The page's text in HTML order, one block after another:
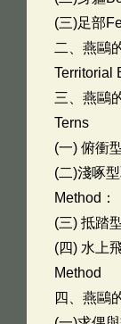
(三)足部
二、燕鷗
Territorial
三、燕鷗
Terns
(一) 俯衝
(二)淺啄
Method：
(三) 抵踏
(四) 水上
Method
四、燕鷗